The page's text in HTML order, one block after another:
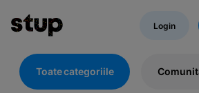
Login
Toate categoriile